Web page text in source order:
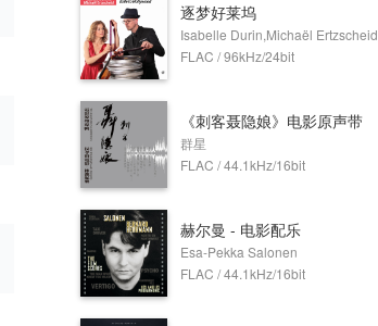
逐梦好莱坞
Isabelle Durin,Michaël Ertzscheid
FLAC / 96kHz/24bit
《刺客聂隐娘》电影原声带
群星
FLAC / 44.1kHz/16bit
赫尔曼 - 电影配乐
Esa-Pekka Salonen
FLAC / 44.1kHz/16bit